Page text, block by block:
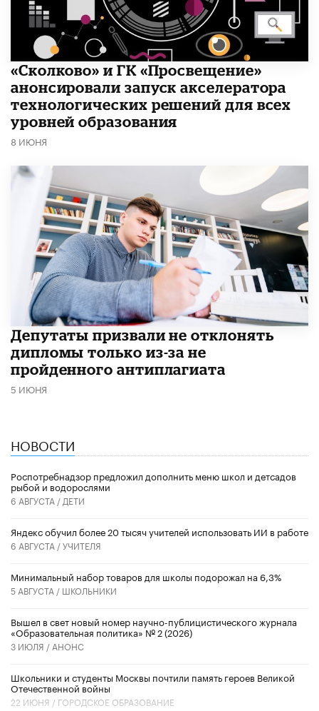
«Сколково» и ГК «Просвещение»
анонсировали запуск акселератора
технологических решений для всех
уровней образования
8 ИЮНЯ
Депутаты призвали не отклонять
дипломы только из-за не
пройденного антиплагиата
5 ИЮНЯ
НОВОСТИ
Роспотребнадзор предложил дополнить меню школ и детсадов
рыбой и водорослями
6 АВГУСТА / ДЕТИ
​Яндекс обучил более 20 тысяч учителей использовать ИИ в работе
6 АВГУСТА /УЧИТЕЛЯ
Минимальный набор товаров для школы подорожал на 6,3%
5 АВГУСТА / ШКОЛЬНИКИ
Вышел в свет новый номер научно-публицистического журнала
«Образовательная политика» № 2 (2026)
3 ИЮЛЯ / АНОНС
Школьники и студенты Москвы почтили память героев Великой
Отечественной войны
22 ИЮНЯ / ГОРОДСКОЕ ОБРАЗОВАНИЕ